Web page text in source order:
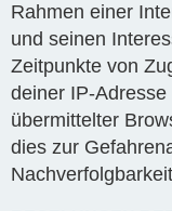
Rahmen einer
und seinen
Zeitpunkte von
deiner IP-
übermittelter
dies zur